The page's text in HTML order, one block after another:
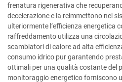
frenatura rigenerativa che
decelerazione e la reimmettono nel
ulteriormente l’efficienza energetica
raffreddamento utilizza una
scambiatori di calore ad alta
consumo idrico pur garantendo
ottimali per una qualità costante del
monitoraggio energetico forniscono